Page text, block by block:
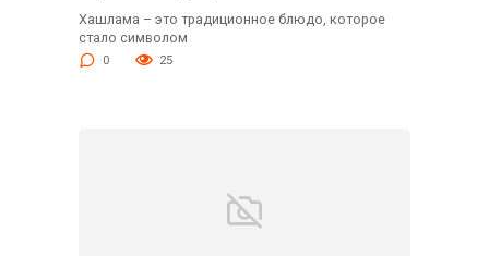
Хашлама – это традиционное блюдо, которое
стало символом
0 25